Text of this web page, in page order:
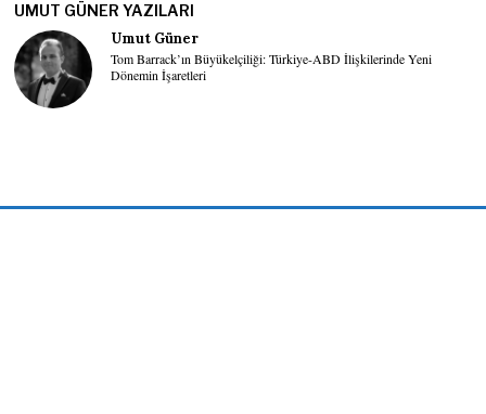
UMUT GÜNER YAZILARI
Umut Güner
Tom Barrack’ın Büyükelçiliği: Türkiye-ABD İlişkilerinde Yeni
Dönemin İşaretleri